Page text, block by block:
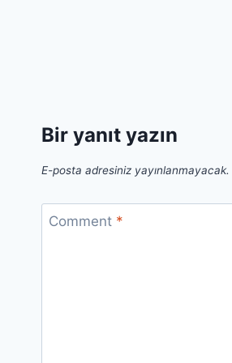
Bir yanıt yazın
E-posta adresiniz yayınlanmayacak.
Comment *